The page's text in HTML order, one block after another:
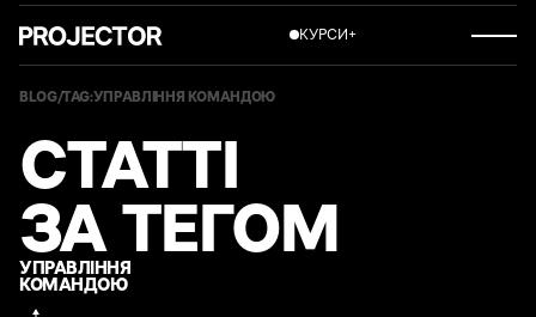
КУРСИ +
BLOG/TAG:УПРАВЛІННЯ КОМАНДОЮ
СТАТТІ
ЗА ТЕГОМ
УПРАВЛІННЯ
КОМАНДОЮ